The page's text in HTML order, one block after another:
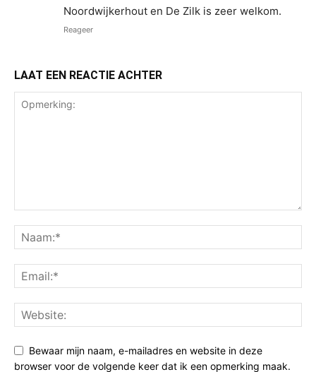
Noordwijkerhout en De Zilk is zeer welkom.
Reageer
LAAT EEN REACTIE ACHTER
Bewaar mijn naam, e-mailadres en website in deze
browser voor de volgende keer dat ik een opmerking maak.